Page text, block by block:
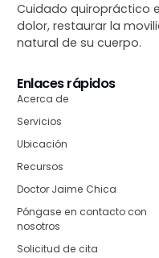
Cuidado quiropráctico
dolor, restaurar la
natural de su cuerpo.
Enlaces rápidos
Acerca de
Servicios
Ubicación
Recursos
Doctor Jaime Chica
Póngase en contacto con
nosotros
Solicitud de cita